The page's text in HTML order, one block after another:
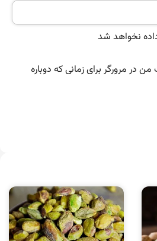
نخواهد شد
در مرورگر برای زمانی که دوباره